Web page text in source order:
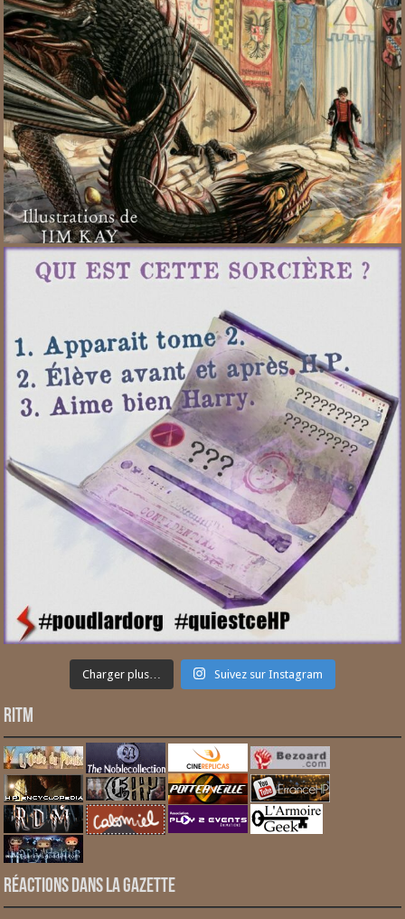
Charger plus… Suivez sur Instagram
RITM
Réactions dans la gazette